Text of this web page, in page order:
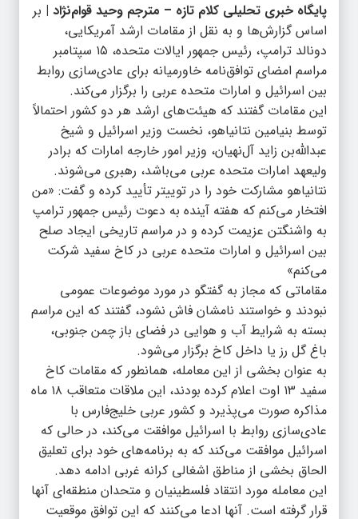
پایگاه خبری تحلیلی کلام تازه – مترجم وحید قوام‌نژاد | بر
اساس گزارش‌ها و به نقل از مقامات ارشد آمریکایی،
دونالد ترامپ، رئیس جمهور ایالات متحده، ۱۵ سپتامبر
مراسم امضای توافق‌نامه خاورمیانه برای عادی‌سازی روابط
بین اسرائیل و امارات متحده عربی را برگزار می‌کند.
این مقامات گفتند که هیئت‌های ارشد هر دو کشور احتمالاً
توسط بنیامین نتانیاهو، نخست وزیر اسرائیل و شیخ
عبدالله‌بن زاید آل‌نهیان، وزیر امور خارجه امارات که برادر
ولیعهد امارات متحده عربی می‌باشد، رهبری می‌شوند.
نتانیاهو مشارکت خود را در توییتر تأیید کرده و گفت: «من
افتخار می‌کنم که هفته آینده به دعوت رئیس جمهور ترامپ
به واشنگتن عزیمت کرده و در مراسم تاریخی ایجاد صلح
بین اسرائیل و امارات متحده عربی در کاخ سفید شرکت
می‌کنم»
مقاماتی که مجاز به گفتگو در مورد موضوعات عمومی
نبودند و خواستند نامشان فاش نشود، گفتند که این مراسم
بسته به شرایط آب و هوایی در فضای باز چمن جنوبی،
باغ گل رز یا داخل کاخ برگزار می‌شود.
به عنوان بخشی از این معامله، همانطور که مقامات کاخ
سفید ۱۳ اوت اعلام کرده بودند، این ملاقات متعاقب ۱۸ ماه
مذاکره صورت می‌پذیرد و کشور عربی خلیج‌فارس با
عادی‌سازی روابط با اسرائیل موافقت می‌کند، در حالی که
اسرائیل موافقت می‌کند که به برنامه‌های خود برای تعلیق
الحاق بخشی از مناطق اشغالی کرانه غربی ادامه دهد.
این معامله مورد انتقاد فلسطینیان و متحدان منطقه‌ای آنها
قرار گرفته است. آنها ادعا می‌کنند که این توافق موقعیت